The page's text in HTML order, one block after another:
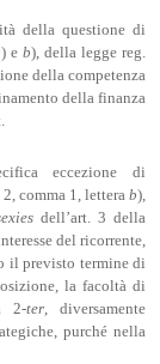
della questione di
) eb), della legge reg.
della competenza
della finanza
eccezione di
comma 1, lettera b),
dell’art. 3 della
del ricorrente,
il previsto termine di
la facoltà di
2-ter, diversamente
purché nella